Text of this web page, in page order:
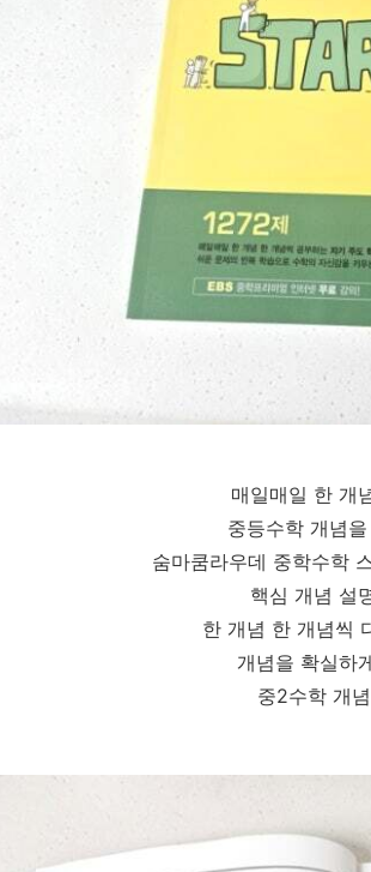
매일매일 한 개
중등수학 개념
숨마쿰라우데 중학수학
핵심 개념 설
한 개념 한 개념씩
개념을 확실하
중2수학 개